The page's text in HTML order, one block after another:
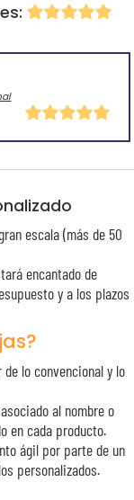
escala (más de 50
encantado de
y a los plazos
lo convencional y lo
al nombre o
en cada producto.
ágil por parte de un
personalizados.